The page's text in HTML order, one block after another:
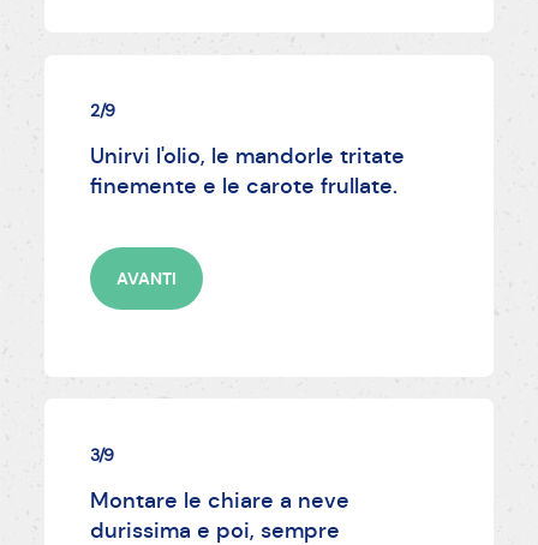
2/9
Unirvi l'olio, le mandorle tritate
finemente e le carote frullate.
AVANTI
3/9
Montare le chiare a neve
durissima e poi, sempre